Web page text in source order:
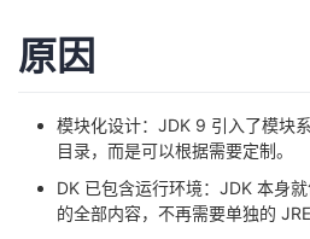
页
开
我
原因
模块化设计：JDK 9 引入了模块
目录，而是可以根据需要定制。
DK 已包含运行环境：JDK 本身
的全部内容，不再需要单独的 JRE